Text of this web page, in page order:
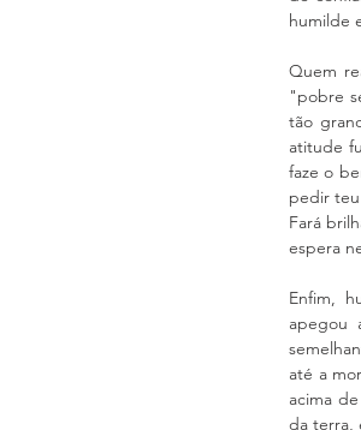
humilde
Quem
"pobre
tão
atitude
faze o
pedir
Fará
espera
Enfim,
apegou
até a
acima
da terra,